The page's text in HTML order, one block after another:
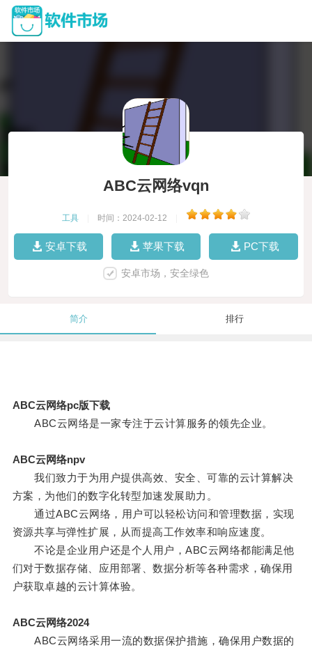
ABC云网络vqn
工具 时间：2024-02-12
安卓下载 苹果下载 PC下载
安卓市场，安全绿色
简介 排行
ABC云网络pc版下载
ABC云网络是一家专注于云计算服务的领先企业。
ABC云网络npv
我们致力于为用户提供高效、安全、可靠的云计算解决
方案，为他们的数字化转型加速发展助力。
通过ABC云网络，用户可以轻松访问和管理数据，实现
资源共享与弹性扩展，从而提高工作效率和响应速度。
不论是企业用户还是个人用户，ABC云网络都能满足他
们对于数据存储、应用部署、数据分析等各种需求，确保用
户获取卓越的云计算体验。
ABC云网络2024
ABC云网络采用一流的数据保护措施，确保用户数据的